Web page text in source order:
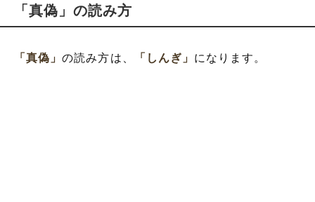
「真偽」の読み方
「真偽」の読み方は、 「しんぎ」 になります。